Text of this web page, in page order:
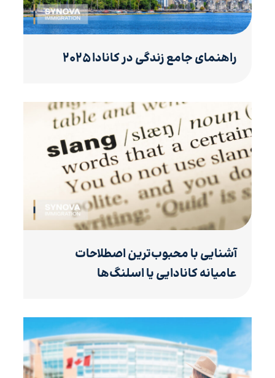
راهنمای جامع زندگی در کانادا ۲۰۲۵
آشنایی با محبوب‌ترین اصطلاحات
عامیانه کانادایی یا اسلنگ‌ها